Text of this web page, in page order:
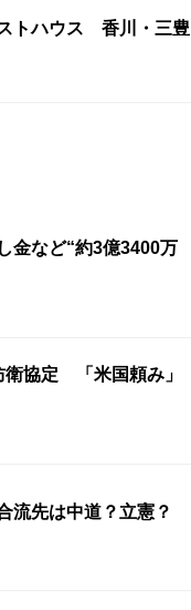
トハウス 香川・三豊
金など“約3億3400万
衛協定 「米国頼み」
先は中道？立憲？